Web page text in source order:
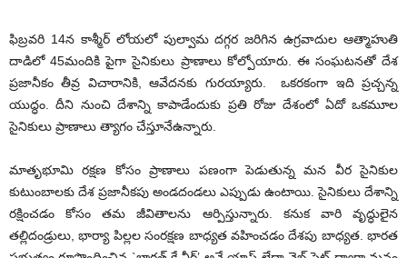
ఫిబ్రవరి 14న కాశ్మీర్ లోయలో పుల్వామ దగ్గర జరిగిన ఉగ్రవాదుల ఆత్మాహుతి
దాడిలో 45మందికి పైగా సైనికులు ప్రాణాలు కోల్పోయారు. ఈ సంఘటనతో దేశ
ప్రజానీకం తీవ్ర విచారానికి, ఆవేదనకు గురయ్యారు. ఒకరకంగా ఇది ప్రచ్చన్న
యుద్ధం. దీని నుంచి దేశాన్ని కాపాడేందుకు ప్రతి రోజు దేశంలో ఏదో ఒకమూల
సైనికులు ప్రాణాలు త్యాగం చేస్తూనేఉన్నారు.
మాతృభూమి రక్షణ కోసం ప్రాణాలు పణంగా పెడుతున్న మన వీర సైనికుల
కుటుంబాలకు దేశ ప్రజానీకపు అండదండలు ఎప్పుడు ఉంటాయి. సైనికులు దేశాన్ని
రక్షించడం కోసం తమ జీవితాలను ఆర్పిస్తున్నారు. కనుక వారి వృద్ధులైన
తల్లిదండ్రులు, భార్యా పిల్లల సంరక్షణ బాధ్యత వహించడం దేశపు బాధ్యత. భారత